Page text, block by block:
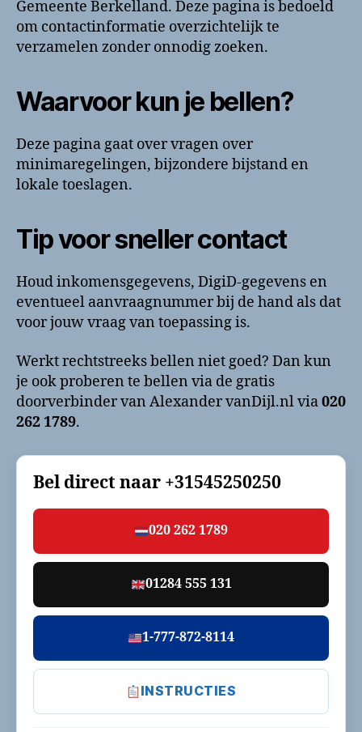
Gemeente Berkelland. Deze pagina is bedoeld
om contactinformatie overzichtelijk te
verzamelen zonder onnodig zoeken.
Waarvoor kun je bellen?
Deze pagina gaat over vragen over
minimaregelingen, bijzondere bijstand en
lokale toeslagen.
Tip voor sneller contact
Houd inkomensgegevens, DigiD-gegevens en
eventueel aanvraagnummer bij de hand als dat
voor jouw vraag van toepassing is.
Werkt rechtstreeks bellen niet goed? Dan kun
je ook proberen te bellen via de gratis
doorverbinder van Alexander vanDijl.nl via020
262 1789.
Bel direct naar +31545250250
020 262 1789
01284 555 131
1-777-872-8114
INSTRUCTIES